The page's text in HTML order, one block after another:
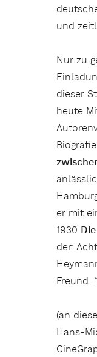
und
Nur zu
dieser
heute
Biografie
er mit
1930
der:
Freund…“
(an
Hans-